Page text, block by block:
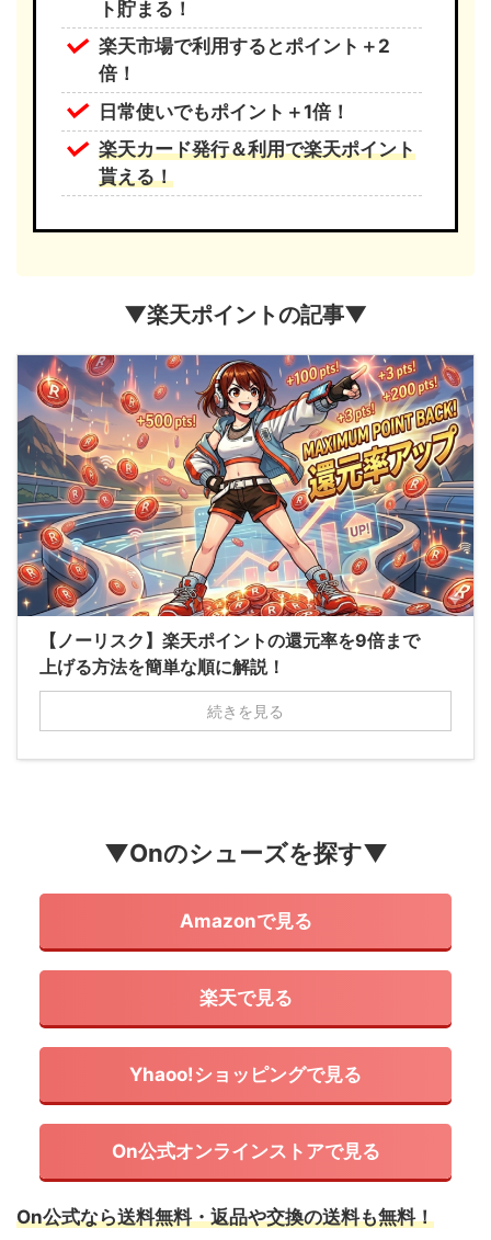
ト貯まる！
楽天市場で利用するとポイント＋2
倍！
日常使いでもポイント＋1倍！
楽天カード発行＆利用で楽天ポイント
貰える！
▼楽天ポイントの記事▼
【ノーリスク】楽天ポイントの還元率を9倍まで
上げる方法を簡単な順に解説！
続きを見る
▼Onのシューズを探す▼
Amazonで見る
楽天で見る
Yhaoo!ショッピングで見る
On公式オンラインストアで見る
On公式なら送料無料・返品や交換の送料も無料！